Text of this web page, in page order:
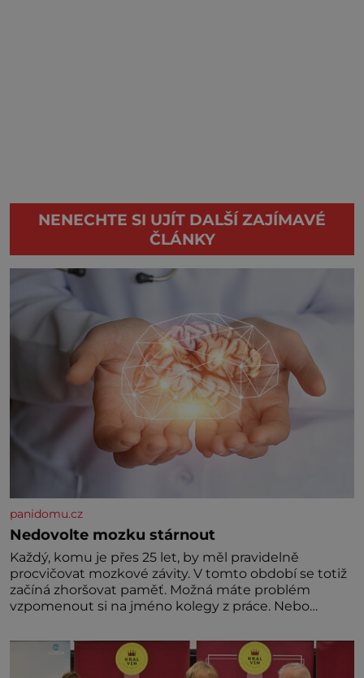
NENECHTE SI UJÍT DALŠÍ ZAJÍMAVÉ
ČLÁNKY
panidomu.cz
Nedovolte mozku stárnout
Každý, komu je přes 25 let, by měl pravidelně
procvičovat mozkové závity. V tomto období se totiž
začíná zhoršovat paměť. Možná máte problém
vzpomenout si na jméno kolegy z práce. Nebo
nedávno přečetli. Je to opravdu tak, s věkem jako
kdyby se paměť rozhodla stávkovat. Cvičte